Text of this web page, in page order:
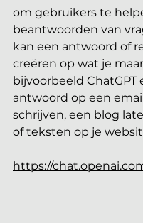
om gebruikers te
beantwoorden van
kan een antwoord of
creëren op wat je
bijvoorbeeld ChatGPT
antwoord op een
schrijven, een blog
of teksten op je
https://